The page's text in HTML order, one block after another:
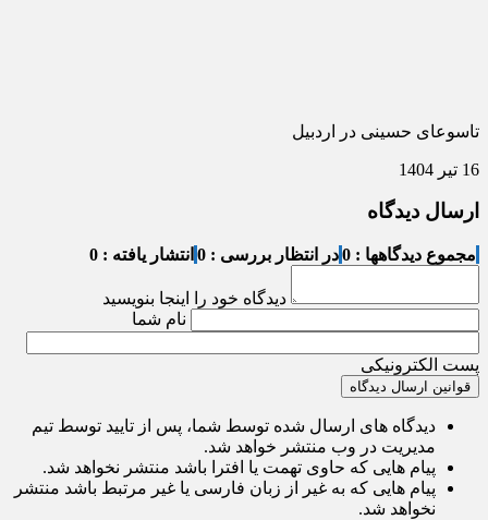
تاسوعای حسینی در اردبیل
16 تیر 1404
ارسال دیدگاه
مجموع دیدگاهها : 0 در انتظار بررسی : 0 انتشار یافته : 0
دیدگاه خود را اینجا بنویسید
نام شما
پست الکترونیکی
قوانین ارسال دیدگاه
دیدگاه های ارسال شده توسط شما، پس از تایید توسط تیم
مدیریت در وب منتشر خواهد شد.
پیام هایی که حاوی تهمت یا افترا باشد منتشر نخواهد شد.
پیام هایی که به غیر از زبان فارسی یا غیر مرتبط باشد منتشر
نخواهد شد.